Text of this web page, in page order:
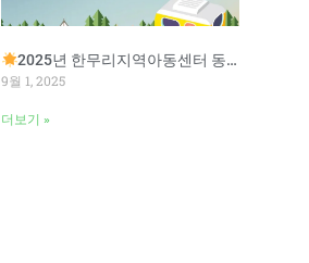
2025년 한무리지역아동센터 동아리 캠프
9월 1, 2025
더보기 »